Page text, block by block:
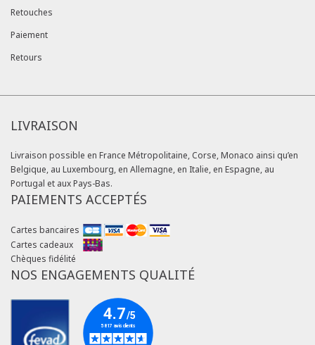
Retouches
Paiement
Retours
LIVRAISON
Livraison possible en France Métropolitaine, Corse, Monaco ainsi qu’en
Belgique, au Luxembourg, en Allemagne, en Italie, en Espagne, au
Portugal et aux Pays-Bas.
PAIEMENTS ACCEPTÉS
Cartes bancaires
Cartes cadeaux
Chèques fidélité
NOS ENGAGEMENTS QUALITÉ